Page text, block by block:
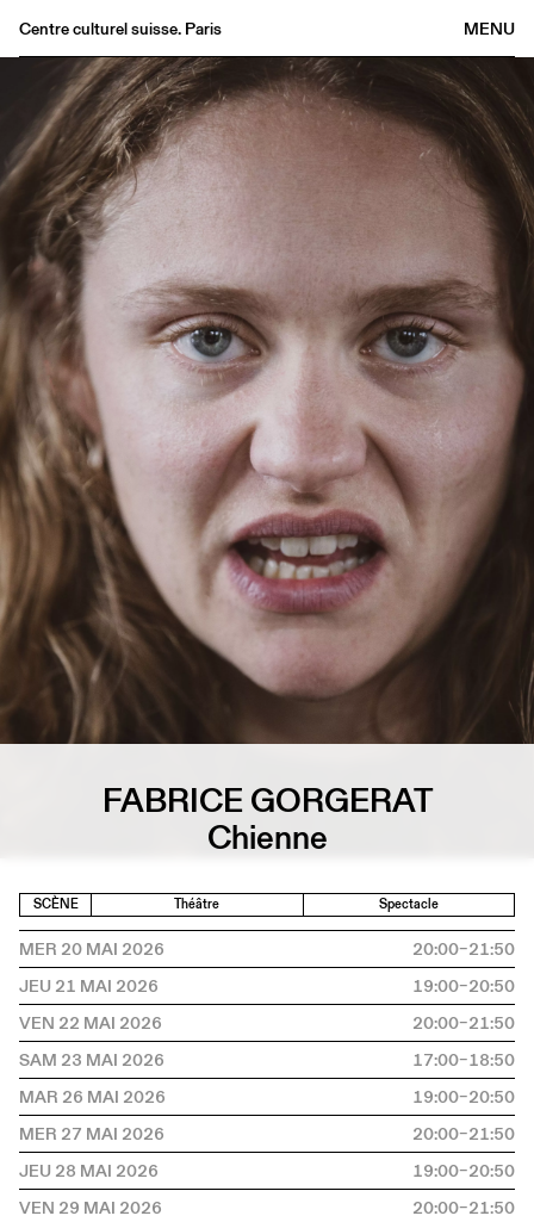
MENU
Centre culturel suisse. Paris
Agenda
Librairie
Buvette
Archives
Médiathèque
Éditions
Informations
FR/ EN
FABRICE GORGERAT
Chienne
SCÈNE Théâtre Spectacle
MER 20 MAI 2026
20:00–21:50
JEU 21 MAI 2026
19:00–20:50
VEN 22 MAI 2026
20:00–21:50
SAM 23 MAI 2026
17:00–18:50
MAR 26 MAI 2026
19:00–20:50
MER 27 MAI 2026
20:00–21:50
JEU 28 MAI 2026
19:00–20:50
VEN 29 MAI 2026
20:00–21:50